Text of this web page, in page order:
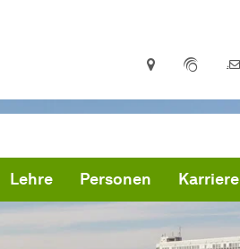
Lehre Personen Karriere